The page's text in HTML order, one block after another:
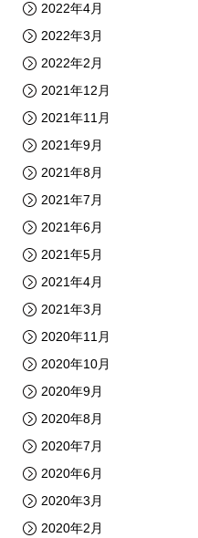
2022年4月
2022年3月
2022年2月
2021年12月
2021年11月
2021年9月
2021年8月
2021年7月
2021年6月
2021年5月
2021年4月
2021年3月
2020年11月
2020年10月
2020年9月
2020年8月
2020年7月
2020年6月
2020年3月
2020年2月